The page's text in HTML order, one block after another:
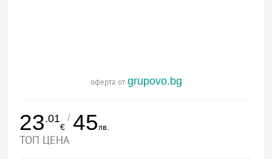
оферта от grupovo.bg
23.01
€
/ 45лв.
ТОП ЦЕНА